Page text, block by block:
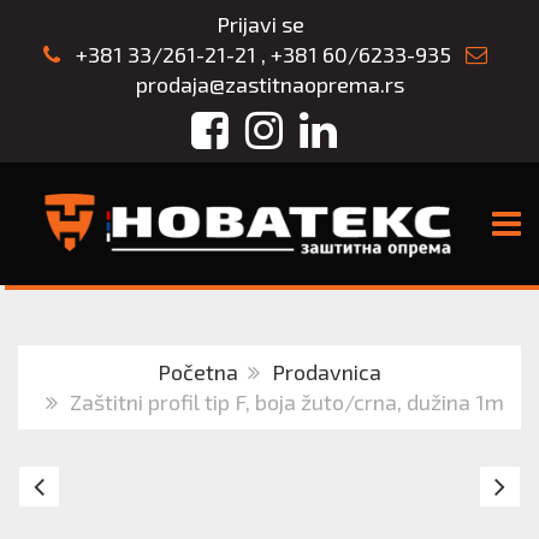
Prijavi se
+381 33/261-21-21 , +381 60/6233-935
prodaja@zastitnaoprema.rs
FacebookInstagram
LinkedIn
Početna
Prodavnica
Zaštitni profil tip F, boja žuto/crna, dužina 1m
EXPLODE